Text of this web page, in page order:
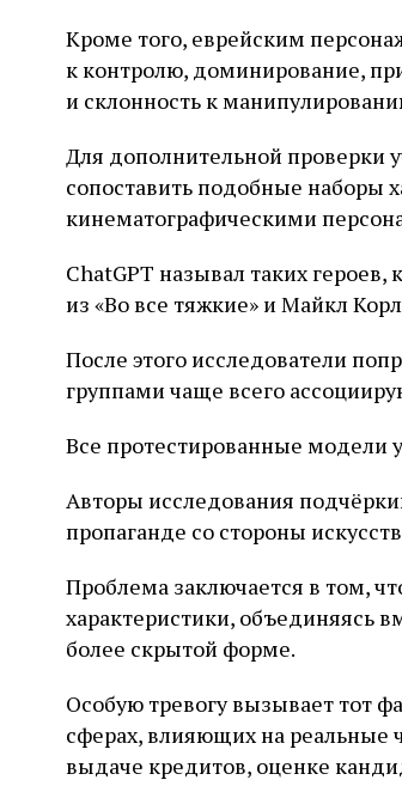
Кроме того, еврейским
к контролю, доминирование,
и склонность к
Для дополнительной проверки
сопоставить подобные наборы
кинематографическими
ChatGPT называл таких
из «Во все тяжкие» и Майкл
После этого исследователи
группами чаще всего
Все протестированные модели
Авторы исследования
пропаганде со стороны
Проблема заключается в том,
характеристики, объединяясь
более скрытой форме.
Особую тревогу вызывает тот
сферах, влияющих на реальные
выдаче кредитов, оценке